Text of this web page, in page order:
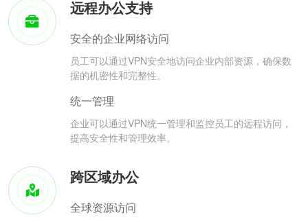
远程办公支持
安全的企业网络访问
员工可以通过VPN安全地访问企业内部资源，确保数
据的机密性和完整性。
统一管理
企业可以通过VPN统一管理和监控员工的远程访问，
提高安全性和管理效率。
跨区域办公
全球资源访问